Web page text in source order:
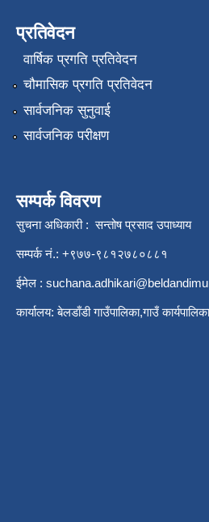
प्रतिवेदन
वार्षिक प्रगति प्रतिवेदन
चौमासिक प्रगति प्रतिवेदन
सार्वजनिक सुनुवाई
सार्वजनिक परीक्षण
सम्पर्क विवरण
सुचना अधिकारी : सन्तोष प्रसाद उपाध्याय
सम्पर्क नं.: +९७७-९८१२७८०८८१
ईमेल :
कार्यालय: बेलडाँडी गाउँपालिका,गाउँ